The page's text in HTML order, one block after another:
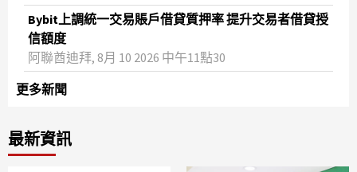
Bybit上調統一交易賬戶借貸質押率 提升交易者借貸授
信額度
阿聯酋迪拜, 8月 10 2026 中午11點30
更多新聞
最新資訊